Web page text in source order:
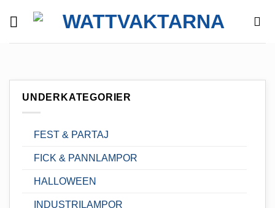
UNDERKATEGORIER
FEST & PARTAJ
FICK & PANNLAMPOR
HALLOWEEN
INDUSTRILAMPOR